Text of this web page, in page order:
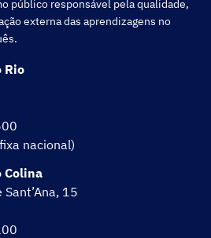
público responsável pela qualidade,
externa das aprendizagens no
Rio
nacional)
Colina
15